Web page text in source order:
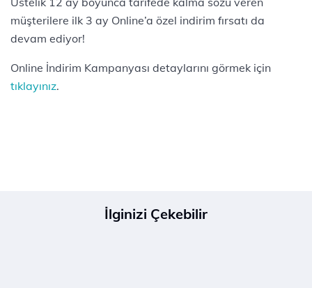
müşterilere ilk 3 ay Online’a özel indirim fırsatı da
devam ediyor!
Online İndirim Kampanyası detaylarını görmek için
tıklayınız.
İlginizi Çekebilir